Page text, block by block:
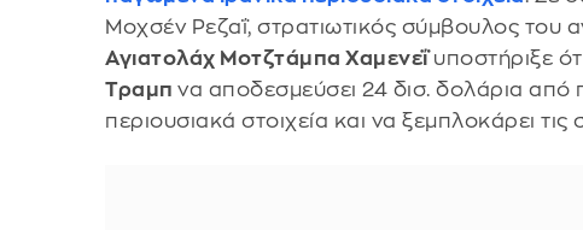
Μοχσέν Ρεζαΐ, στρατιωτικός σύμβουλος του
Αγιατολάχ Μοτζτάμπα Χαμενεΐυποστήριξε
Τραμπνα αποδεσμεύσει 24 δισ. δολάρια από
περιουσιακά στοιχεία και να ξεμπλοκάρει τις